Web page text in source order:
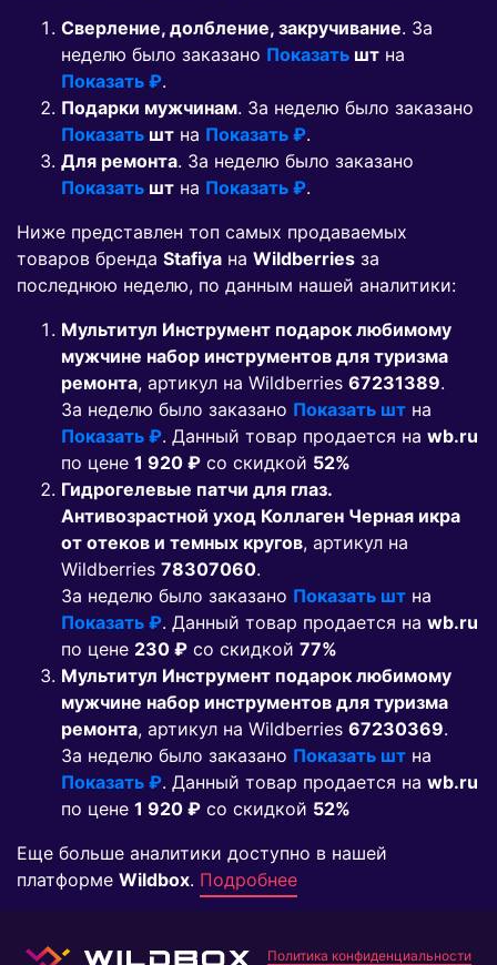
Сверление, долбление, закручивание. За
неделю было заказано Показать шт на
Показать ₽.
Подарки мужчинам. За неделю было заказано
Показать шт на Показать ₽.
Для ремонта. За неделю было заказано
Показать шт на Показать ₽.
Ниже представлен топ самых продаваемых
товаров бренда Stafiya на Wildberries за
последнюю неделю, по данным нашей аналитики:
Мультитул Инструмент подарок любимому
мужчине набор инструментов для туризма
ремонта, артикул на Wildberries 67231389.
За неделю было заказано Показать шт на
Показать ₽. Данный товар продается на wb.ru
по цене 1 920 ₽ co скидкой 52%
Гидрогелевые патчи для глаз.
Антивозрастной уход Коллаген Черная икра
от отеков и темных кругов, артикул на
Wildberries 78307060.
За неделю было заказано Показать шт на
Показать ₽. Данный товар продается на wb.ru
по цене 230 ₽ co скидкой 77%
Мультитул Инструмент подарок любимому
мужчине набор инструментов для туризма
ремонта, артикул на Wildberries 67230369.
За неделю было заказано Показать шт на
Показать ₽. Данный товар продается на wb.ru
по цене 1 920 ₽ co скидкой 52%
Еще больше аналитики доступно в нашей
платформе Wildbox. Подробнее
Политика конфиденциальности